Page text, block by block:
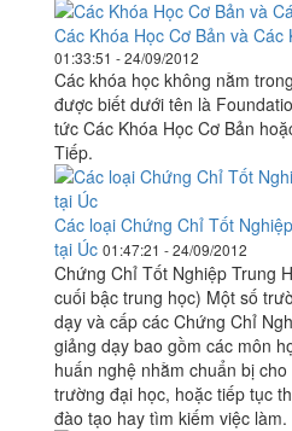
Các Khóa Học Cơ Bản và
01:33:51 - 24/09/2012
Các khóa học không nằm
được biết dưới tên là
tức Các Khóa Học Cơ Bản
Tiếp.
Các loại Chứng Chỉ Tốt
tại Úc 01:47:21 - 24/09/2012
Chứng Chỉ Tốt Nghiệp Trung
cuối bậc trung học) Một số
dạy và cấp các Chứng Chỉ
giảng dạy bao gồm các môn
huấn nghệ nhằm chuẩn bị
trường đại học, hoặc tiếp tục
đào tạo hay tìm kiếm việc làm.